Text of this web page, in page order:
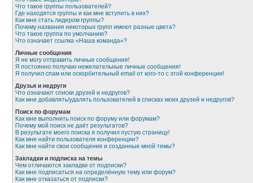
Что такое группы пользователей?
Где находятся группы и как мне вступить в них?
Как мне стать лидером группы?
Почему названия некоторых групп имеют разные цвета?
Что такое группа по умолчанию?
Что означает ссылка «Наша команда»?
Личные сообщения
Я не могу отправить личные сообщения!
Я постоянно получаю нежелательные личные сообщения!
Я получил спам или оскорбительный email от кого-то с этой конференции!
Друзья и недруги
Что означают списки друзей и недругов?
Как мне добавлять/удалять пользователей в списках моих друзей и недругов?
Поиск по форумам
Как мне выполнить поиск по форуму или форумам?
Почему мой поиск не даёт результатов?
В результате моего поиска я получил пустую страницу!
Как мне найти пользователя конференции?
Как мне найти свои сообщения и созданные мной темы?
Закладки и подписка на темы
Чем отличаются закладки от подписки?
Как мне подписаться на определённую тему или форум?
Как мне отказаться от подписки?